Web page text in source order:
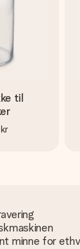
til
minne for